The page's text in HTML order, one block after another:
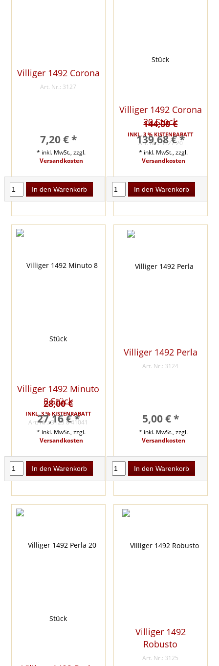
Villiger 1492 Corona
Art. Nr.: 3127
7,20 € *
* inkl. MwSt., zzgl.
Versandkosten
In den Warenkorb
Villiger 1492 Corona
20 Stück
INKL. 3 % KISTENRABATT
Art. Nr.: 3127 20
139,68 € *
144,00 €
* inkl. MwSt., zzgl.
Versandkosten
In den Warenkorb
Villiger 1492 Minuto
8 Stück
INKL. 3 % KISTENRABATT
Art. Nr.: 3123 8 41041
27,16 € *
28,00 €
* inkl. MwSt., zzgl.
Versandkosten
In den Warenkorb
Villiger 1492 Perla
Art. Nr.: 3124
5,00 € *
* inkl. MwSt., zzgl.
Versandkosten
In den Warenkorb
Villiger 1492
Robusto
Art. Nr.: 3125